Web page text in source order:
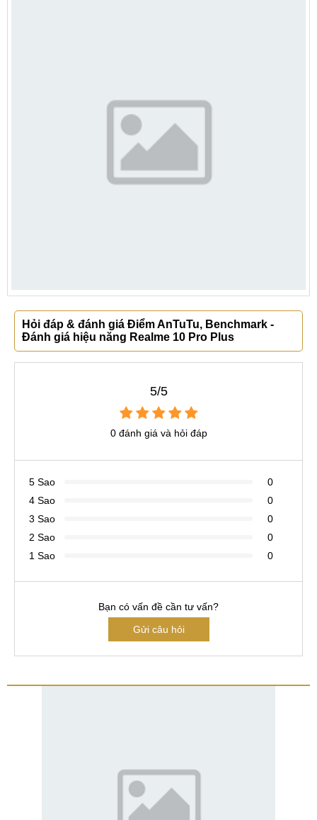
Hỏi đáp & đánh giá Điểm AnTuTu, Benchmark -
Đánh giá hiệu năng Realme 10 Pro Plus
5/5
0 đánh giá và hỏi đáp
5 Sao
0
4 Sao
0
3 Sao
0
2 Sao
0
1 Sao
0
Bạn có vấn đề cần tư vấn?
Gửi câu hỏi